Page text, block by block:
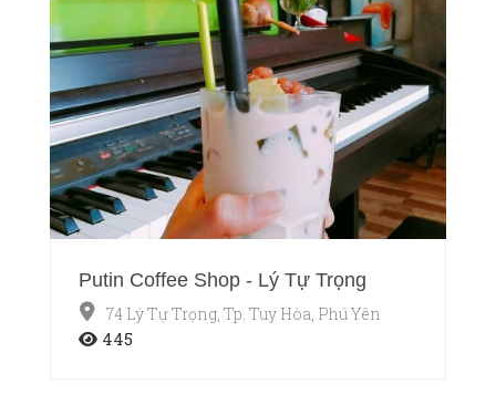
Putin Coffee Shop - Lý Tự Trọng
74 Lý Tự Trọng, Tp. Tuy Hòa, Phú Yên
445